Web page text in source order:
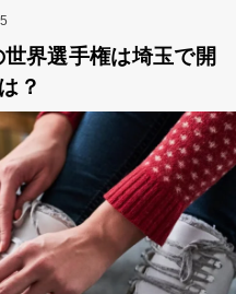
界選手権は埼玉で開
？